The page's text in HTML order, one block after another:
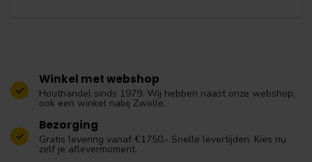
Winkel met webshop
Houthandel sinds 1979. Wij hebben naast onze webshop,
ook een winkel nabij Zwolle.
Bezorging
Gratis levering vanaf €1750,- Snelle levertijden. Kies nu
zelf je aflevermoment.